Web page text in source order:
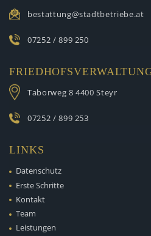
bestattung@stadtbetriebe.at
07252 / 899 250
Taborweg 8 4400 Steyr
07252 / 899 253
LINKS
Datenschutz
Erste Schritte
Kontakt
Team
Leistungen